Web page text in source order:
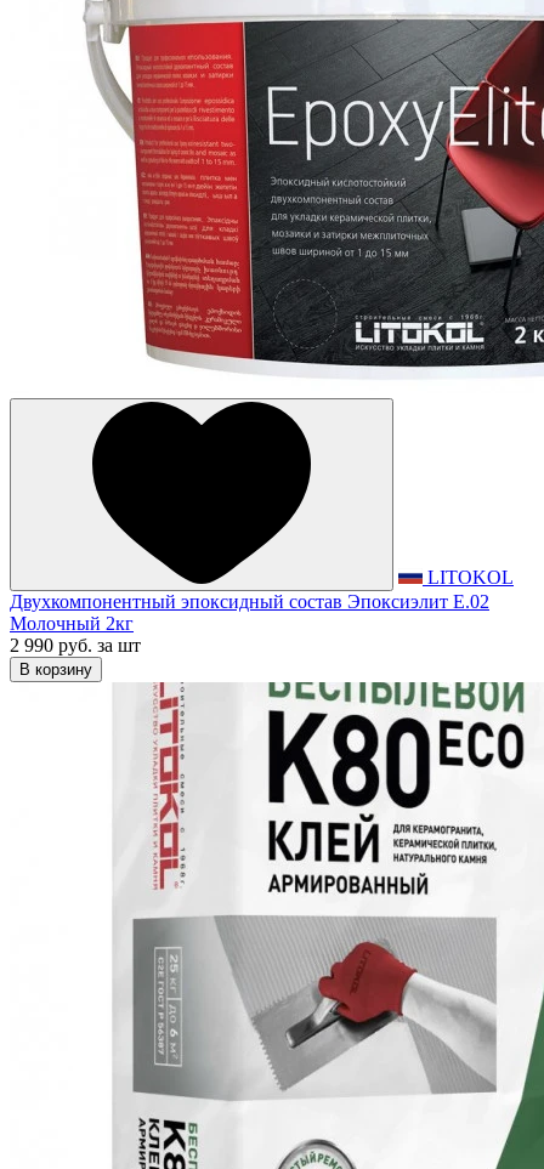
LITOKOL
Двухкомпонентный эпоксидный состав Эпоксиэлит E.02
Молочный 2кг
2 990 руб. за шт
В корзину